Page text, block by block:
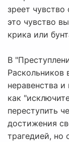
зреет
это чувство
крика или
В
Раскольников
неравенства и
как
переступить
достижения
трагедией, но